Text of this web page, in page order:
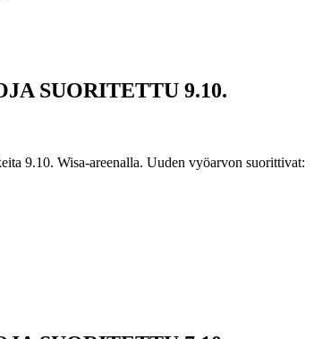
SUORITETTU 9.10.
9.10. Wisa-areenalla. Uuden vyöarvon suorittivat: